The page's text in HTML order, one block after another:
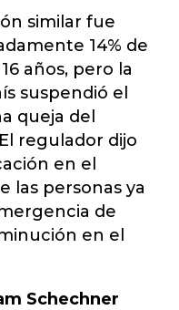
similar fue
14% de
años, pero la
suspendió el
queja del
regulador dijo
en el
las personas ya
de
en el
Schechner